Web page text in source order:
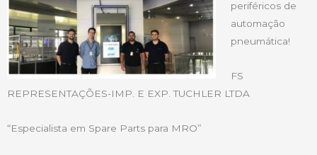
periféricos de
automação
pneumática!
FS
REPRESENTAÇÕES-IMP. E EXP. TUCHLER LTDA
“Especialista em Spare Parts para MRO”